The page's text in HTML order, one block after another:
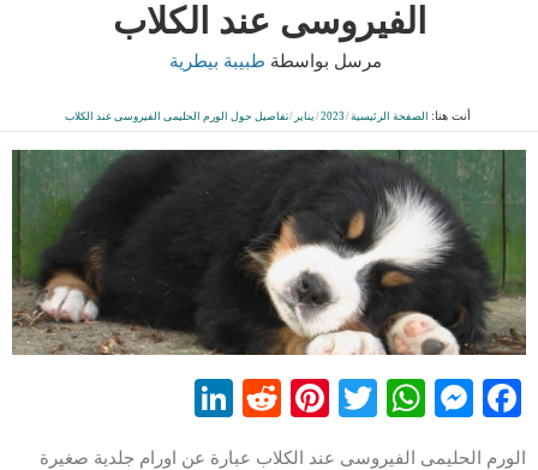
الفيروسى عند الكلاب
مرسل بواسطة طبيبة بيطرية
أنت هنا: الصفحة الرئيسية/
2023
/ يناير /تفاصيل حول الورم الحليمى الفيروسى عند الكلاب
Facebook
Messenger
WhatsApp
Twitter
Pinterest
Reddit
الورم الحليمى الفيروسى عند الكلاب عبارة عن اورام جلدية صغيرة